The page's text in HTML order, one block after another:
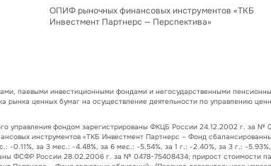
ОПИФ рыночных финансовых инструментов «ТКБ
Инвестмент Партнерс — Перспектива»
паевыми инвестиционными фондами и негосударственными
рынка ценных бумаг на осуществление деятельности по управлению
фондом зарегистрированы ФКЦБ России 24.12.2002 г. за №
инструментов «ТКБ Инвестмент Партнерс – Фонд
за 3 мес.: -4.48%, за 6 мес.: -5.54%, за 1 г.: -2.40%, за 3 г.: -
ФСФР России 28.02.2006 г. за № 0478-75408434; прирост стоимости